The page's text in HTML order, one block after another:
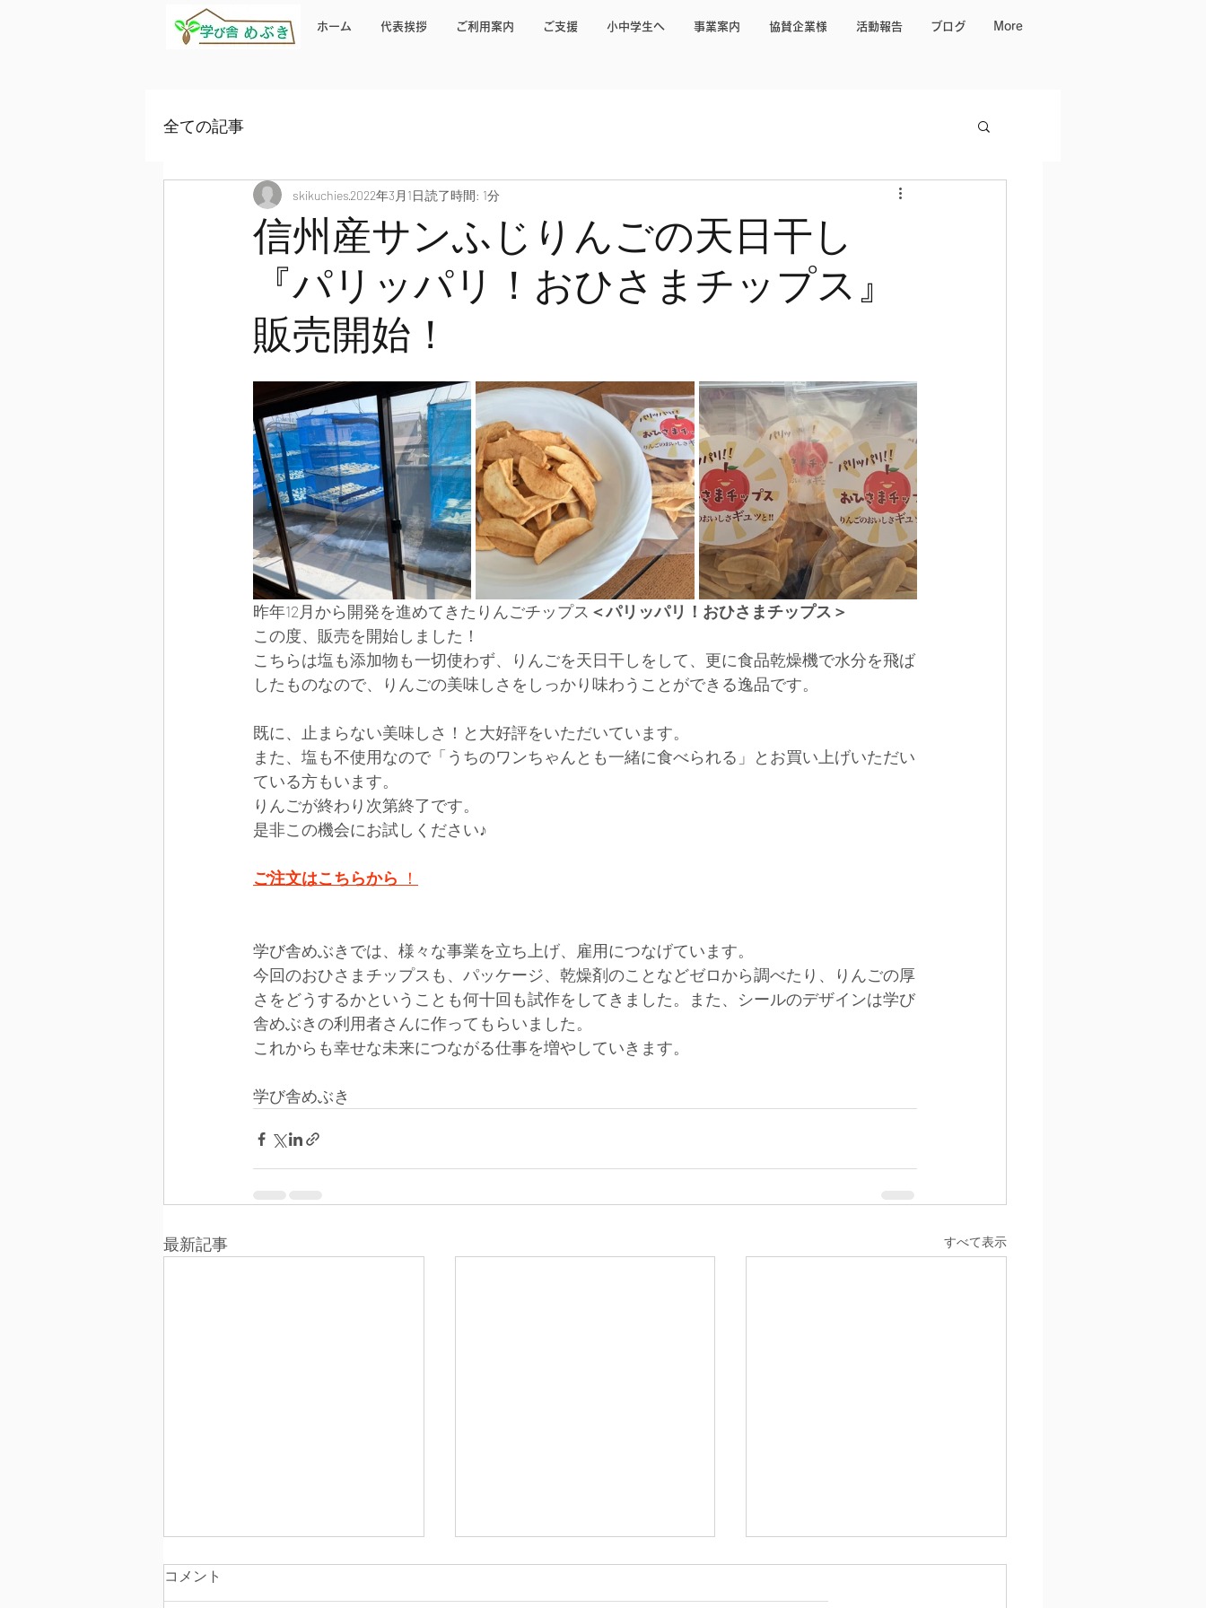
ホーム 代表挨拶 ご利用案内 ご支援 小中学生へ 事業案内 協賛企業様 活動報告 ブログ More
全ての記事
信州産サンふじりんごの天日干し
『パリッパリ！おひさまチップス』
販売開始！
skikuchies2022年3月1日読了時間: 1分
昨年12月から開発を進めてきたりんごチップス ＜パリッパリ！おひさまチップス＞
この度、販売を開始しました！
こちらは塩も添加物も一切使わず、りんごを天日干しをして、更に食品乾燥機で水分を飛ば
したものなので、りんごの美味しさをしっかり味わうことができる逸品です。
既に、止まらない美味しさ！と大好評をいただいています。
また、塩も不使用なので「うちのワンちゃんとも一緒に食べられる」とお買い上げいただい
ている方もいます。
りんごが終わり次第終了です。
是非この機会にお試しください♪
ご注文はこちらから ！
学び舎めぶきでは、様々な事業を立ち上げ、雇用につなげています。
今回のおひさまチップスも、パッケージ、乾燥剤のことなどゼロから調べたり、りんごの厚
さをどうするかということも何十回も試作をしてきました。また、シールのデザインは学び
舎めぶきの利用者さんに作ってもらいました。
これからも幸せな未来につながる仕事を増やしていきます。
学び舎めぶき
最新記事 すべて表示
コメント